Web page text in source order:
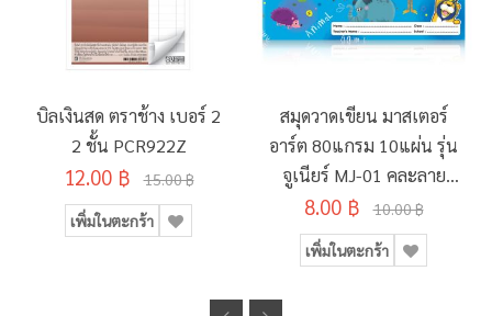
บิลเงินสด ตราช้าง เบอร์ 2
2 ชั้น PCR922Z
12.00 ฿ 15.00 ฿
เพิ่มในตะกร้า
สมุดวาดเขียน มาสเตอร์
อาร์ต 80แกรม 10แผ่น รุ่น
จูเนียร์ MJ-01 คละลาย
190x260มม.
8.00 ฿ 10.00 ฿
เพิ่มในตะกร้า